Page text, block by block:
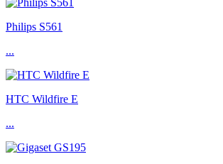
Philips S561
...
HTC Wildfire E
...